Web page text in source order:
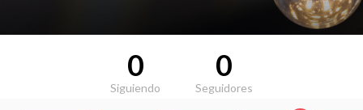
0
Siguiendo
0
Seguidores